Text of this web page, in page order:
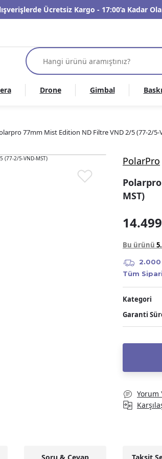
Ücretsiz Kargo - 17:00’a Kadar
Drone Gimbal Baskı
77mm Mist Edition ND Filtre VND 2/5 (77-2/5-
PolarPro
MST)
Bu ürünü
2.000
Tüm
Kategori
Garanti
Yorum